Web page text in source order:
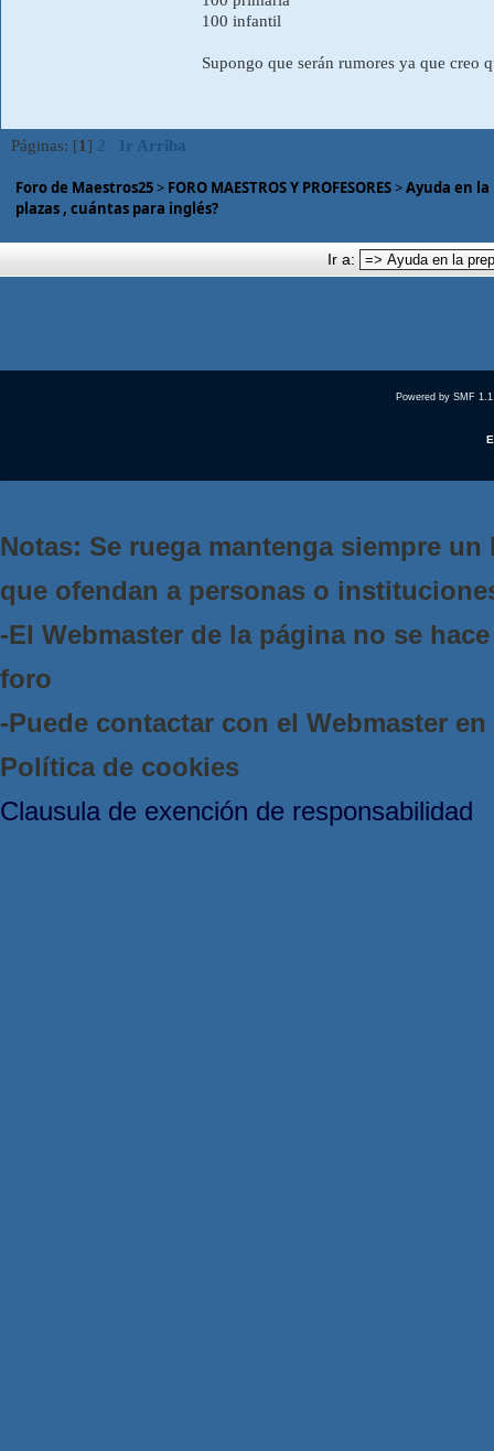
100 infantil
Supongo que serán rumores ya que creo
Páginas: [1] 2 Ir Arriba
Foro de Maestros25> FORO MAESTROS Y PROFESORES>Ayuda en
plazas , cuántas para inglés?
Ir a:
Powered by SMF
Notas: Se ruega mantenga siempre
que ofendan a personas o
-El Webmaster de la página no se
foro
-Puede contactar con el Webmaster
Política de cookies
Clausula de exención de responsabilidad